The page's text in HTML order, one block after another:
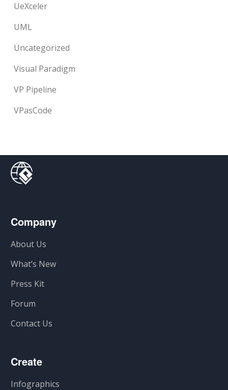
UeXceler
UML
Uncategorized
Visual Paradigm
VP Pipeline
VPasCode
Company
About Us
What’s New
Press Kit
Forum
Contact Us
Create
Infographics